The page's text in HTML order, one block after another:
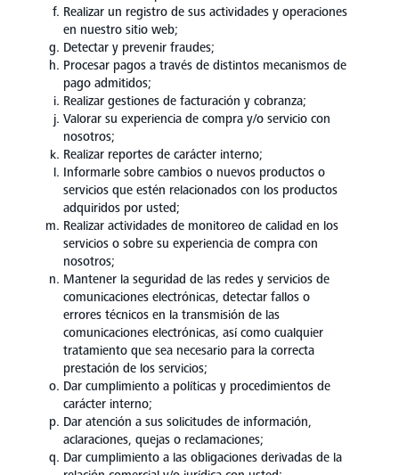
Realizar un registro de sus actividades y operaciones
en nuestro sitio web;
Detectar y prevenir fraudes;
Procesar pagos a través de distintos mecanismos de
pago admitidos;
Realizar gestiones de facturación y cobranza;
Valorar su experiencia de compra y/o servicio con
nosotros;
Realizar reportes de carácter interno;
Informarle sobre cambios o nuevos productos o
servicios que estén relacionados con los productos
adquiridos por usted;
Realizar actividades de monitoreo de calidad en los
servicios o sobre su experiencia de compra con
nosotros;
Mantener la seguridad de las redes y servicios de
comunicaciones electrónicas, detectar fallos o
errores técnicos en la transmisión de las
comunicaciones electrónicas, así como cualquier
tratamiento que sea necesario para la correcta
prestación de los servicios;
Dar cumplimiento a políticas y procedimientos de
carácter interno;
Dar atención a sus solicitudes de información,
aclaraciones, quejas o reclamaciones;
Dar cumplimiento a las obligaciones derivadas de la